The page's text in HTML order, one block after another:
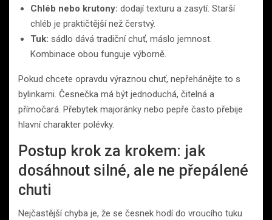
Chléb nebo krutony: dodají texturu a zasytí. Starší
chléb je praktičtější než čerstvý.
Tuk: sádlo dává tradiční chuť, máslo jemnost.
Kombinace obou funguje výborně.
Pokud chcete opravdu výraznou chuť, nepřehánějte to s
bylinkami. Česnečka má být jednoduchá, čitelná a
přímočará. Přebytek majoránky nebo pepře často přebije
hlavní charakter polévky.
Postup krok za krokem: jak
dosáhnout silné, ale ne přepálené
chuti
Nejčastější chyba je, že se česnek hodí do vroucího tuku